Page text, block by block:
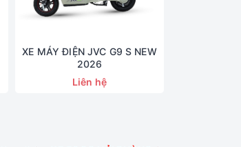
XE MÁY ĐIỆN JVC G9 S NEW
2026
Liên hệ